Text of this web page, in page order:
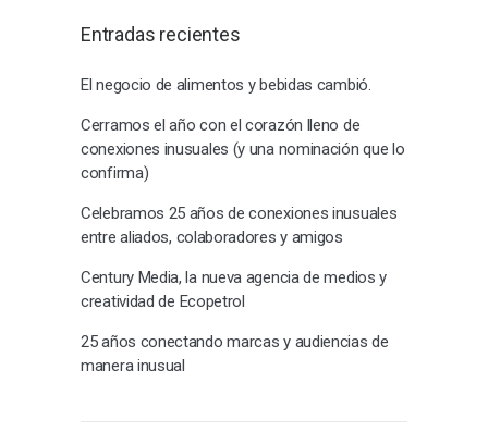
Entradas recientes
El negocio de alimentos y bebidas cambió.
Cerramos el año con el corazón lleno de
conexiones inusuales (y una nominación que lo
confirma)
Celebramos 25 años de conexiones inusuales
entre aliados, colaboradores y amigos
Century Media, la nueva agencia de medios y
creatividad de Ecopetrol
25 años conectando marcas y audiencias de
manera inusual